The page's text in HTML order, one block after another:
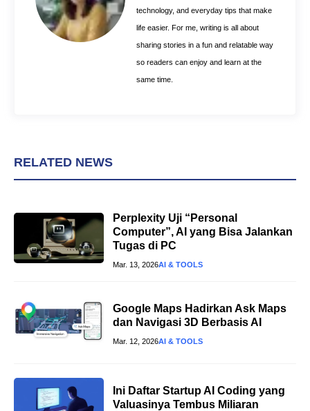
t
technology, and everyday tips that make
life easier. For me, writing is all about
sharing stories in a fun and relatable way
so readers can enjoy and learn at the
same time.
RELATED NEWS
Perplexity Uji “Personal
Computer”, AI yang Bisa Jalankan
Tugas di PC
Mar. 13, 2026AI & TOOLS
Google Maps Hadirkan Ask Maps
dan Navigasi 3D Berbasis AI
Mar. 12, 2026AI & TOOLS
Ini Daftar Startup AI Coding yang
Valuasinya Tembus Miliaran